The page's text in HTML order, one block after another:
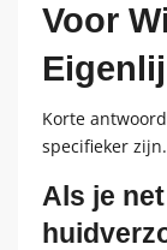
Voor
Korte
specifieker zijn.
Als je